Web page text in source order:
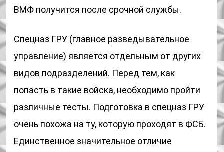
ВМФ получится после срочной службы.
Спецназ ГРУ (главное разведывательное
управление) является отдельным от других
видов подразделений. Перед тем, как
попасть в такие войска, необходимо пройти
различные тесты. Подготовка в спецназ ГРУ
очень похожа на ту, которую проходят в ФСБ.
Единственное значительное отличие